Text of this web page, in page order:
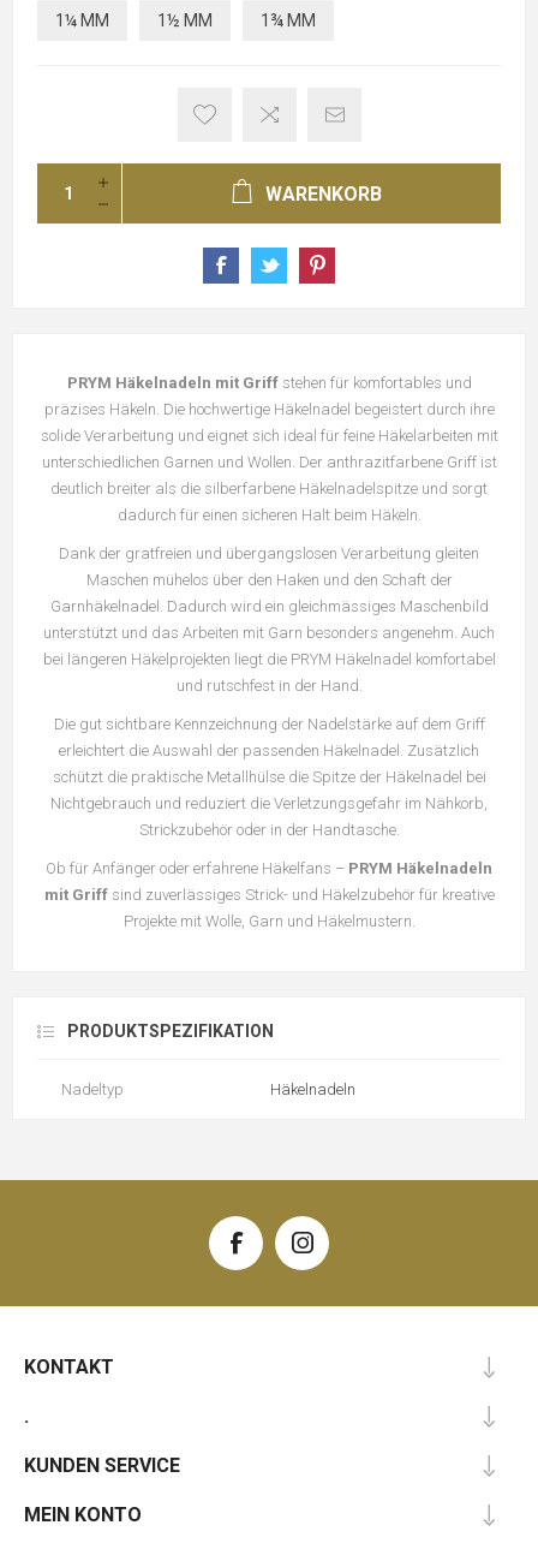
1¼ MM 1½ MM 1¾ MM
WARENKORB
PRYM Häkelnadeln mit Griffstehen für komfortables und
präzises Häkeln. Die hochwertige Häkelnadel begeistert durch ihre
solide Verarbeitung und eignet sich ideal für feine Häkelarbeiten mit
unterschiedlichen Garnen und Wollen. Der anthrazitfarbene Griff ist
deutlich breiter als die silberfarbene Häkelnadelspitze und sorgt
dadurch für einen sicheren Halt beim Häkeln.
Dank der gratfreien und übergangslosen Verarbeitung gleiten
Maschen mühelos über den Haken und den Schaft der
Garnhäkelnadel. Dadurch wird ein gleichmässiges Maschenbild
unterstützt und das Arbeiten mit Garn besonders angenehm. Auch
bei längeren Häkelprojekten liegt die PRYM Häkelnadel komfortabel
und rutschfest in der Hand.
Die gut sichtbare Kennzeichnung der Nadelstärke auf dem Griff
erleichtert die Auswahl der passenden Häkelnadel. Zusätzlich
schützt die praktische Metallhülse die Spitze der Häkelnadel bei
Nichtgebrauch und reduziert die Verletzungsgefahr im Nähkorb,
Strickzubehör oder in der Handtasche.
Ob für Anfänger oder erfahrene Häkelfans – PRYM Häkelnadeln
mit Griffsind zuverlässiges Strick- und Häkelzubehör für kreative
Projekte mit Wolle, Garn und Häkelmustern.
PRODUKTSPEZIFIKATION
Nadeltyp Häkelnadeln
KONTAKT
.
KUNDEN SERVICE
MEIN KONTO